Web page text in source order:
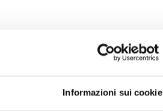
Informazioni sui cookie